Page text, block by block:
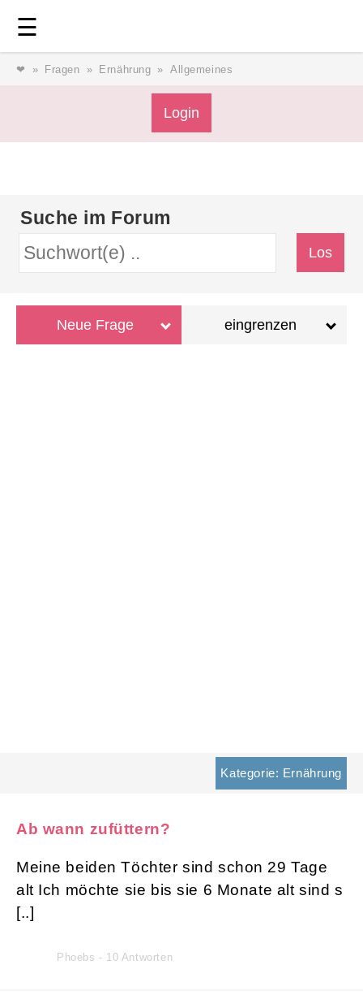
☰
❤ Fragen Ernährung Allgemeines
Login
Suche im Forum
Neue Frage eingrenzen
Kategorie: Ernährung
Ab wann zufüttern?
Meine beiden Töchter sind schon 29 Tage
alt Ich möchte sie bis sie 6 Monate alt sind s
[..]
Phoebs - 10 Antworten
Forum
Service
AGB & Impressum